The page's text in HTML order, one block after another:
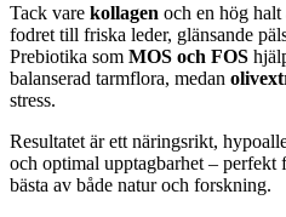
Tack vare kollagen och en hög halt
fodret till friska leder, glänsande
Prebiotika som MOS och FOS
balanserad tarmflora, medan
stress.
Resultatet är ett näringsrikt,
och optimal upptagbarhet – perfekt
bästa av både natur och forskning.